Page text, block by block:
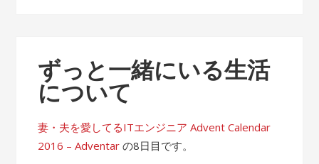
ずっと一緒にいる生活
について
妻・夫を愛してるITエンジニア Advent Calendar
2016 – Adventar の8日目です。